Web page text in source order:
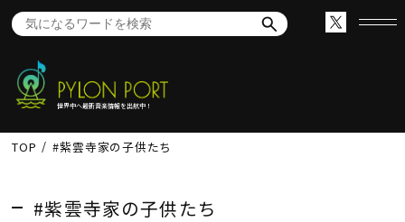
世界中へ最新音楽情報を出航中！
TOP #紫雲寺家の子供たち
#紫雲寺家の子供たち